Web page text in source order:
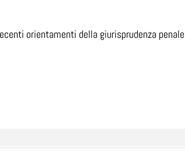
orientamenti della giurisprudenza penale